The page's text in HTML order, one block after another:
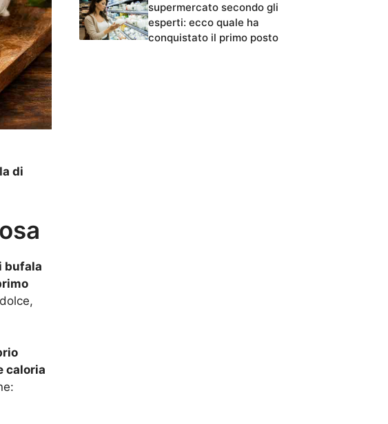
di
bufala
caloria
supermercato secondo gli
esperti: ecco quale ha
conquistato il primo posto